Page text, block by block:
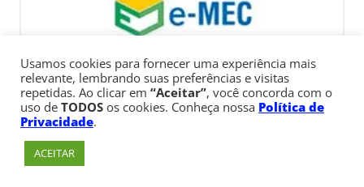
Usamos cookies para fornecer uma experiência mais
relevante, lembrando suas preferências e visitas
repetidas. Ao clicar em “Aceitar”, você concorda com o
uso de TODOS os cookies. Conheça nossa Política de
Privacidade.
ACEITAR